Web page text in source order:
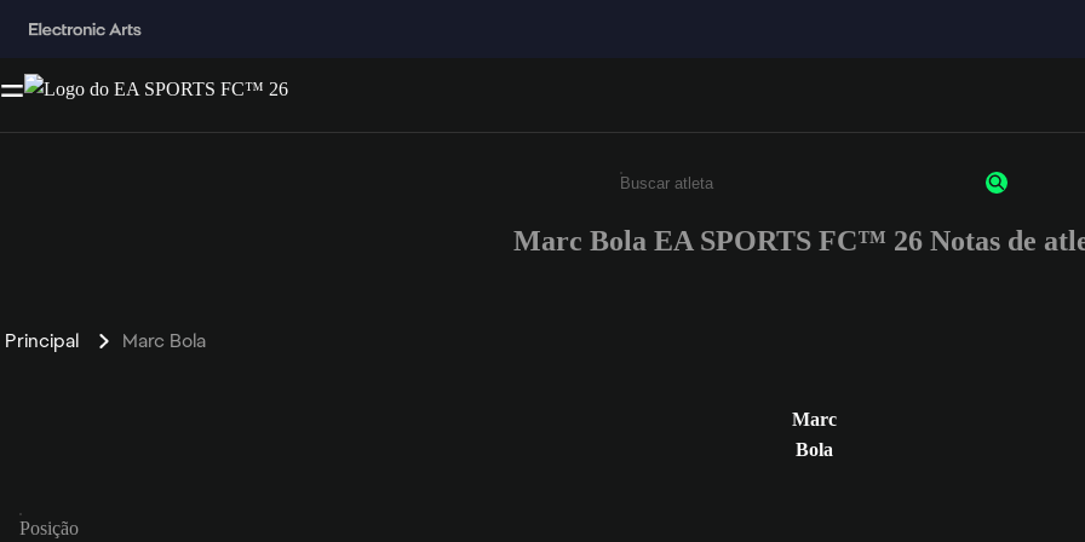
Insira pelo menos 3 caracteres ou números
Marc Bola EA SPORTS FC™ 26 Notas de
Principal Marc Bola
Marc
Bola
Posição